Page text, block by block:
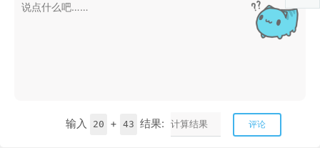
输入 20 + 43 结果: 评论